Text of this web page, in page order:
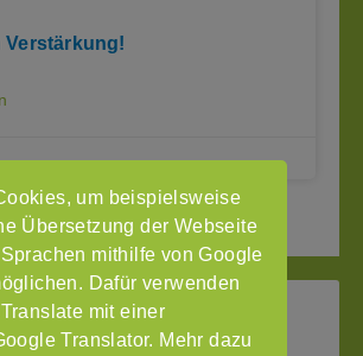
Verstärkung!
1 2 3 Seite vor »
um beispielsweise
Übersetzung der Webseite
mithilfe von Google
Dafür verwenden
mit einer
Translator. Mehr dazu